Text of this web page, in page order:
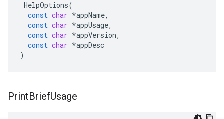
HelpOptions(
const char *appName,
const char *appUsage,
const char *appVersion,
const char *appDesc
)
PrintBriefUsage